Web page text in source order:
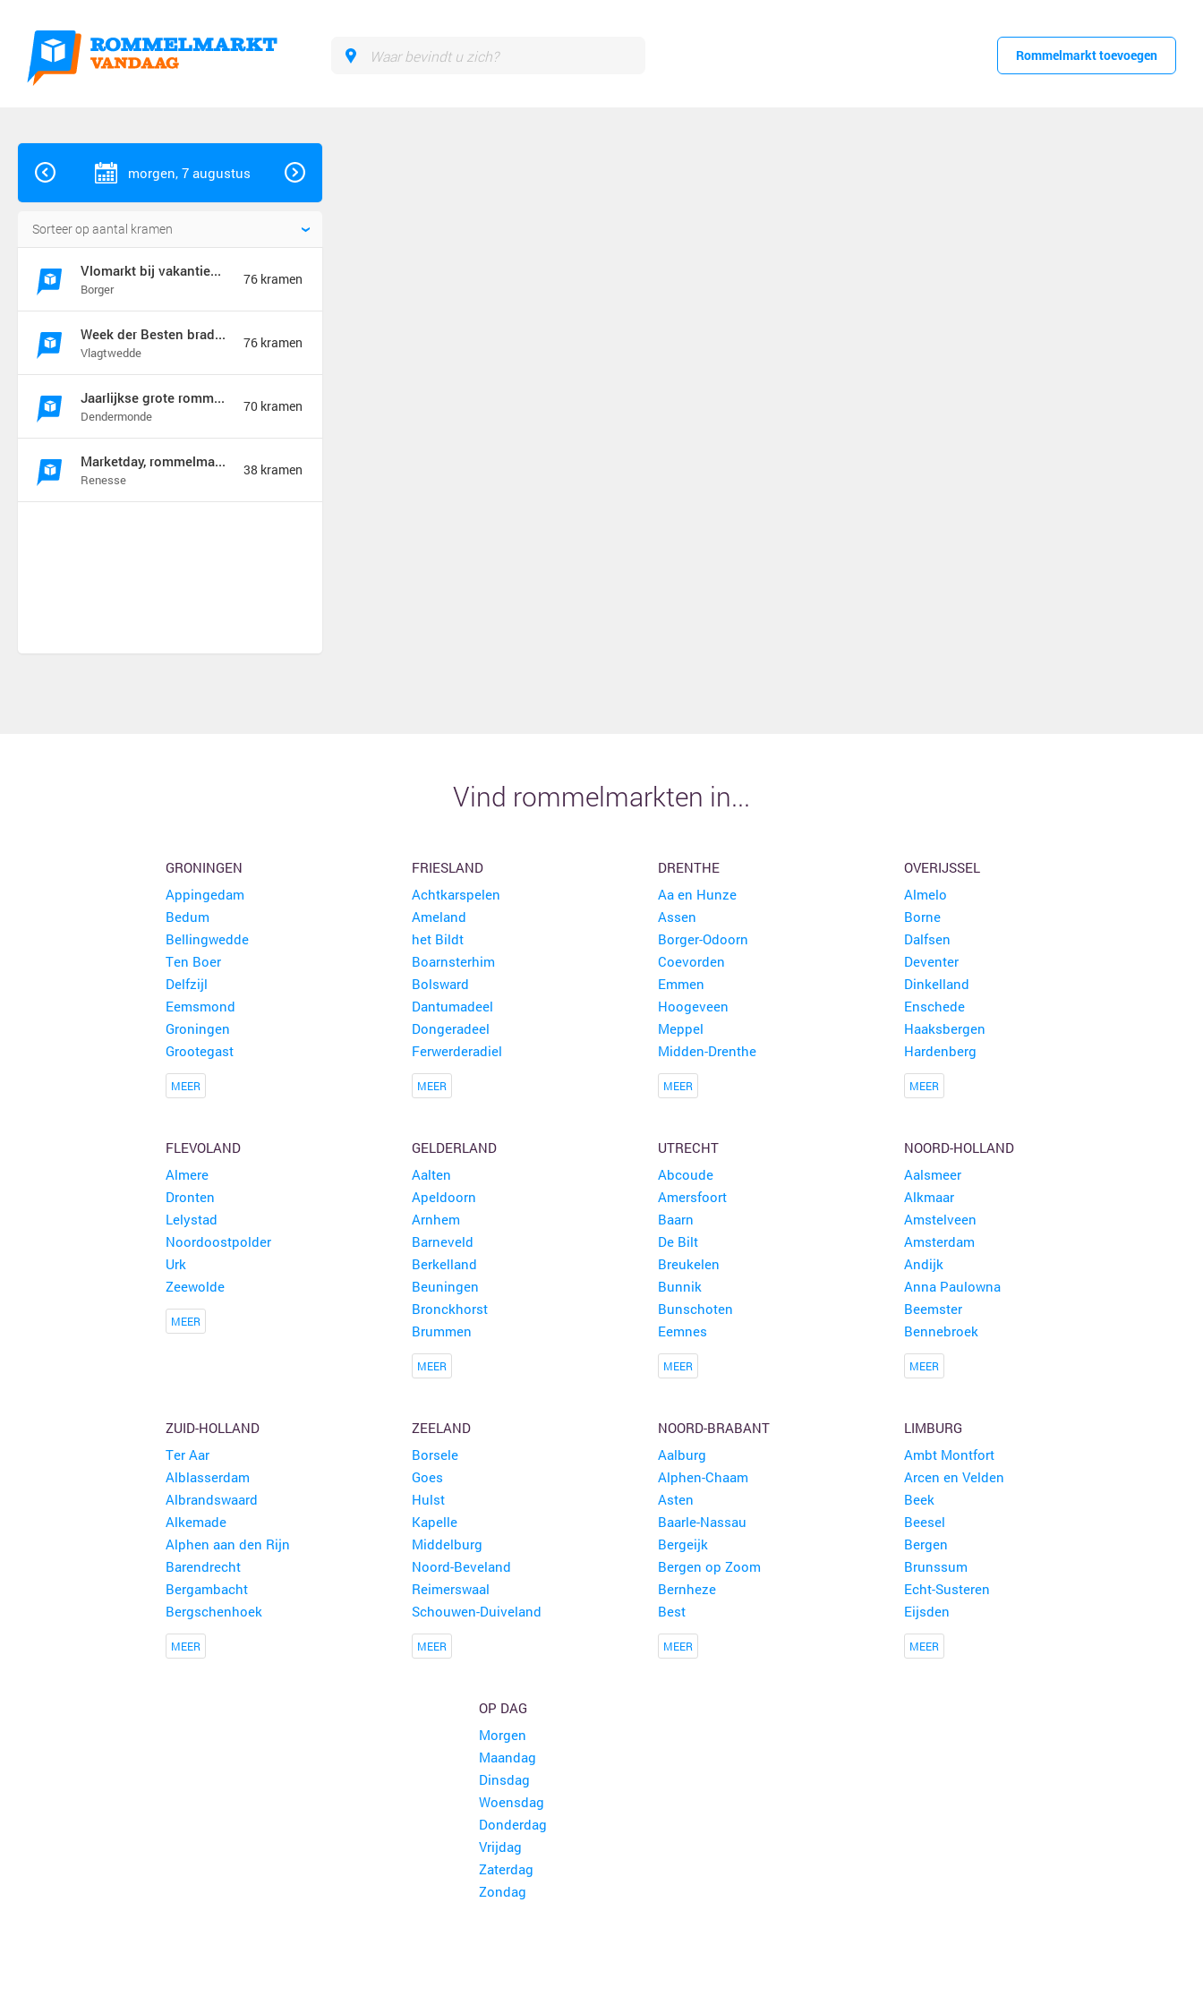
Rommelmarkt toevoegen
morgen, 7 augustus
Vlomarkt bij vakantiebraderie in Borger
Borger
76 kramen
Week der Besten braderie en rommelmarkt (jaarmarkt)
Vlagtwedde
76 kramen
Jaarlijkse grote rommelmarkt
Dendermonde
70 kramen
Marketday, rommelmarkt en meer
Renesse
38 kramen
Vind rommelmarkten in...
GRONINGEN
Appingedam
Bedum
Bellingwedde
Ten Boer
Delfzijl
Eemsmond
Groningen
Grootegast
MEER
FRIESLAND
Achtkarspelen
Ameland
het Bildt
Boarnsterhim
Bolsward
Dantumadeel
Dongeradeel
Ferwerderadiel
MEER
DRENTHE
Aa en Hunze
Assen
Borger-Odoorn
Coevorden
Emmen
Hoogeveen
Meppel
Midden-Drenthe
MEER
OVERIJSSEL
Almelo
Borne
Dalfsen
Deventer
Dinkelland
Enschede
Haaksbergen
Hardenberg
MEER
FLEVOLAND
Almere
Dronten
Lelystad
Noordoostpolder
Urk
Zeewolde
MEER
GELDERLAND
Aalten
Apeldoorn
Arnhem
Barneveld
Berkelland
Beuningen
Bronckhorst
Brummen
MEER
UTRECHT
Abcoude
Amersfoort
Baarn
De Bilt
Breukelen
Bunnik
Bunschoten
Eemnes
MEER
NOORD-HOLLAND
Aalsmeer
Alkmaar
Amstelveen
Amsterdam
Andijk
Anna Paulowna
Beemster
Bennebroek
MEER
ZUID-HOLLAND
Ter Aar
Alblasserdam
Albrandswaard
Alkemade
Alphen aan den Rijn
Barendrecht
Bergambacht
Bergschenhoek
MEER
ZEELAND
Borsele
Goes
Hulst
Kapelle
Middelburg
Noord-Beveland
Reimerswaal
Schouwen-Duiveland
MEER
NOORD-BRABANT
Aalburg
Alphen-Chaam
Asten
Baarle-Nassau
Bergeijk
Bergen op Zoom
Bernheze
Best
MEER
LIMBURG
Ambt Montfort
Arcen en Velden
Beek
Beesel
Bergen
Brunssum
Echt-Susteren
Eijsden
MEER
OP DAG
Morgen
Maandag
Dinsdag
Woensdag
Donderdag
Vrijdag
Zaterdag
Zondag